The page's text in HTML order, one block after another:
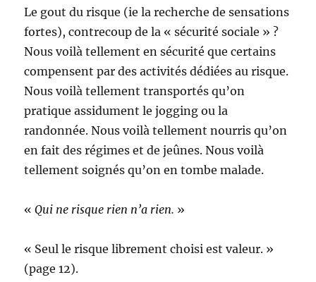
Le gout du risque (ie la recherche de sensations
fortes), contrecoup de la « sécurité sociale » ?
Nous voilà tellement en sécurité que certains
compensent par des activités dédiées au risque.
Nous voilà tellement transportés qu’on
pratique assidument le jogging ou la
randonnée. Nous voilà tellement nourris qu’on
en fait des régimes et de jeûnes. Nous voilà
tellement soignés qu’on en tombe malade.
«Qui ne risque rien n’a rien. »
« Seul le risque librement choisi est valeur. »
(page 12).